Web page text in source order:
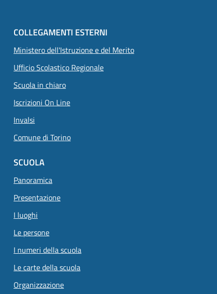
COLLEGAMENTI ESTERNI
Ministero dell'Istruzione e del Merito
Ufficio Scolastico Regionale
Scuola in chiaro
Iscrizioni On Line
Invalsi
Comune di Torino
SCUOLA
Panoramica
Presentazione
I luoghi
Le persone
I numeri della scuola
Le carte della scuola
Organizzazione